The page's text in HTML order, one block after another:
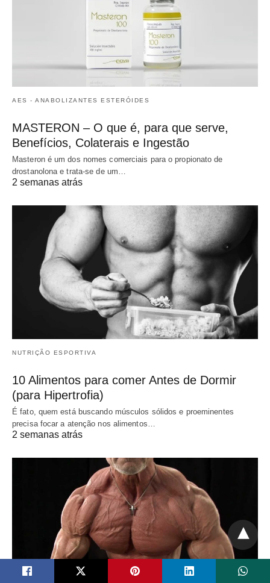
AES - ANABOLIZANTES ESTERÓIDES
MASTERON – O que é, para que serve,
Benefícios, Colaterais e Ingestão
Masteron é um dos nomes comerciais para o propionato de
drostanolona e trata-se de um…
2 semanas atrás
NUTRIÇÃO ESPORTIVA
10 Alimentos para comer Antes de Dormir
(para Hipertrofia)
É fato, quem está buscando músculos sólidos e proeminentes
precisa focar a atenção nos alimentos…
2 semanas atrás